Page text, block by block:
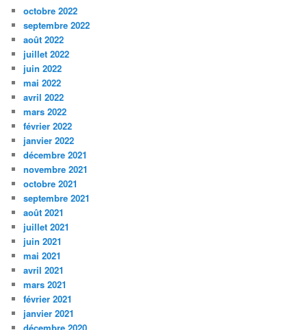
octobre 2022
septembre 2022
août 2022
juillet 2022
juin 2022
mai 2022
avril 2022
mars 2022
février 2022
janvier 2022
décembre 2021
novembre 2021
octobre 2021
septembre 2021
août 2021
juillet 2021
juin 2021
mai 2021
avril 2021
mars 2021
février 2021
janvier 2021